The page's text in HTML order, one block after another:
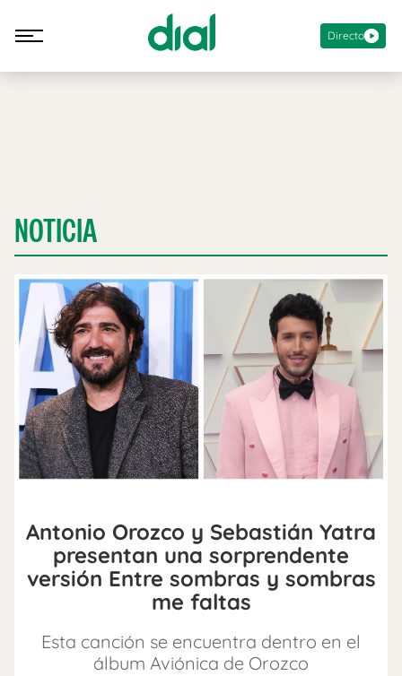
Directo
NOTICIA
Antonio Orozco y Sebastián Yatra
presentan una sorprendente
versión Entre sombras y sombras
me faltas
Esta canción se encuentra dentro en el
álbum Aviónica de Orozco